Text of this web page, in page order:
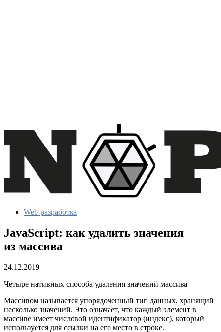
Web-разработка
JavaScript: как удалить значения
из массива
24.12.2019
Четыре нативных способа удаления значений массива
Массивом называется упорядоченный тип данных, хранящий
несколько значений. Это означает, что каждый элемент в
массиве имеет числовой идентификатор (индекс), который
используется для ссылки на его место в строке.